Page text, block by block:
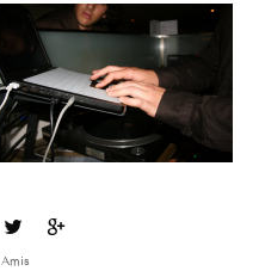
Amis